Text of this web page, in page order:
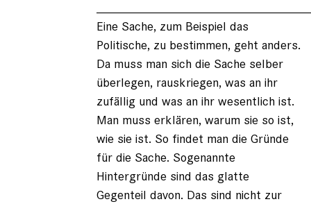
Eine Sache, zum Beispiel das
Politische, zu bestimmen, geht anders.
Da muss man sich die Sache selber
überlegen, rauskriegen, was an ihr
zufällig und was an ihr wesentlich ist.
Man muss erklären, warum sie so ist,
wie sie ist. So findet man die Gründe
für die Sache. Sogenannte
Hintergründe sind das glatte
Gegenteil davon. Das sind nicht zur